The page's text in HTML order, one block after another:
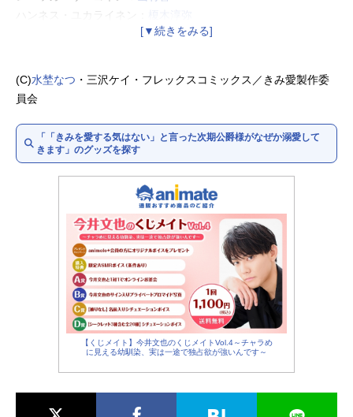
ハンネス・ユカライネン：
アレクシス・ヨーセフ・ラルト：木村良平
ルーカス・ユカライネン：
ソフィア・ユカライネン：
ターニャ：内田真礼
(C)水埜なつ ・三沢ケイ・フレックスコミックス／きみ愛製作委
員会
「「きみを愛する気はない」と言った次期公爵様がなぜか溺愛して
きます」のグッズを探す
【くじメイト】今井文也のくじメイトVol.4～チャラめ
に見える幼馴染、実は一途で独占欲が強いんです～